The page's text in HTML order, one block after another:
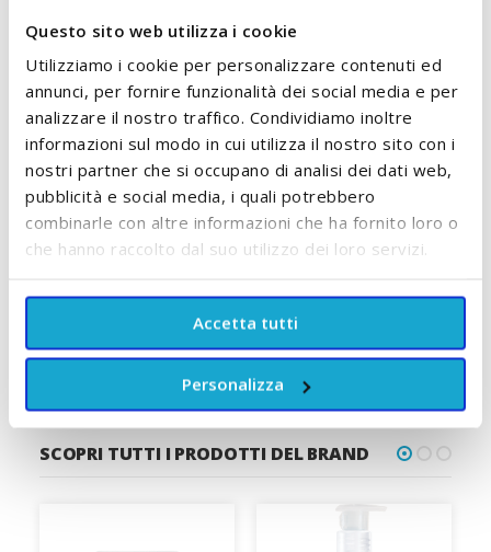
Questo sito web utilizza i cookie
Utilizziamo i cookie per personalizzare contenuti ed
annunci, per fornire funzionalità dei social media e per
analizzare il nostro traffico. Condividiamo inoltre
informazioni sul modo in cui utilizza il nostro sito con i
nostri partner che si occupano di analisi dei dati web,
pubblicità e social media, i quali potrebbero
combinarle con altre informazioni che ha fornito loro o
che hanno raccolto dal suo utilizzo dei loro servizi.
Accetta tutti
Personalizza
Pannolini Taglia 1
Newborn 2/5 Kg Biolane
10,40 €
AGGIUNGI AL CARRELLO
Amido di Riso Biologico
100 gr Biricco
6,90 €
ACCUMULA +6 PUNTI
AGGIUNGI AL CARRELLO
SCOPRI TUTTI I PRODOTTI DEL BRAND